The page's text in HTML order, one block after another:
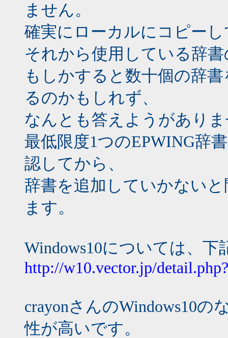
ません。
確実にローカルにコピー
それから使用している辞
もしかすると数十個の辞
るのかもしれず、
なんとも答えようがあり
最低限度1つのEPWING辞
認してから、
辞書を追加していかない
ます。
Windows10については、
http://w10.vector.jp/
crayonさんのWindows10
性が高いです。